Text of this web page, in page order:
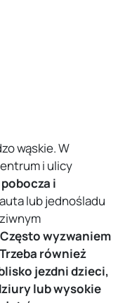
wąskie. W
i ulicy
i
lub jednośladu
Często wyzwaniem
Trzeba również
jezdni dzieci,
lub wysokie